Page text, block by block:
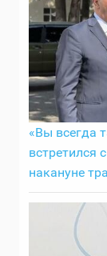
«Вы всегда
встретился
накануне